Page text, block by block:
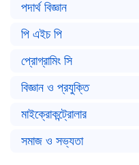
পদার্থ বিজ্ঞান
পি এইচ পি
প্রোগ্রামিং সি
বিজ্ঞান ও প্রযুক্তি
মাইক্রোকন্ট্রোলার
সমাজ ও সভ্যতা